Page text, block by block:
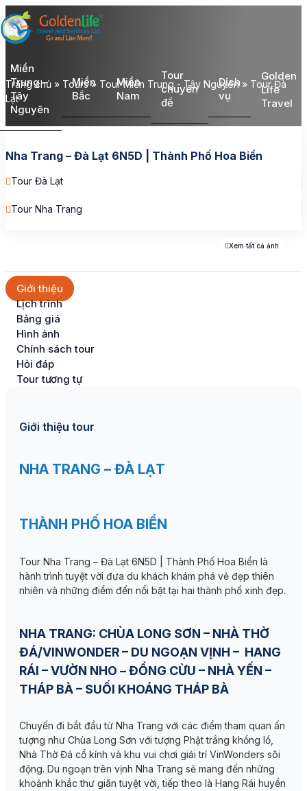
Miền
Trung –
Tây
Nguyên
Miền
Bắc
Miền
Nam
Tour
chuyên
đề
Dịch
vụ
Golden
Life
Travel
Trang chủ » Tours» Tour Miền Trung - Tây Nguyên» Tour Đà
Lạt
Nha Trang – Đà Lạt 6N5D | Thành Phố Hoa Biển
Tour Đà Lạt
Tour Nha Trang
Xem tất cả ảnh
Giới thiệu
Lịch trình
Bảng giá
Hình ảnh
Chính sách tour
Hỏi đáp
Tour tương tự
Giới thiệu tour
NHA TRANG – ĐÀ LẠT
THÀNH PHỐ HOA BIỂN
Tour Nha Trang – Đà Lạt 6N5D | Thành Phố Hoa Biển là
hành trình tuyệt vời đưa du khách khám phá vẻ đẹp thiên
nhiên và những điểm đến nổi bật tại hai thành phố xinh đẹp.
NHA TRANG: CHÙA LONG SƠN – NHÀ THỜ
ĐÁ/VINWONDER – DU NGOẠN VỊNH – HANG
RÁI – VƯỜN NHO – ĐỒNG CỪU – NHÀ YẾN –
THÁP BÀ – SUỐI KHOÁNG THÁP BÀ
Chuyến đi bắt đầu từ Nha Trang với các điểm tham quan ấn
tượng như Chùa Long Sơn với tượng Phật trắng khổng lồ,
Nhà Thờ Đá cổ kính và khu vui chơi giải trí VinWonders sôi
động. Du ngoạn trên vịnh Nha Trang sẽ mang đến những
khoảnh khắc thư giãn tuyệt vời, tiếp theo là Hang Rái huyền